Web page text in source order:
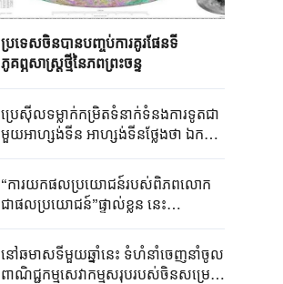
ប្រទេសចិនបាន​បញ្ចប់ការគូរផែនទី​
ភូគព្ភសាស្ត្រ​ថ្មីនៃភពព្រះចន្ទ​​
ប្រេស៊ីល​ទម្លាក់កម្រិត​ទំនាក់ទំនង​ការទូត​ជា
មួយអាហ្សង់ទីន ​អាហ្សង់ទីនថ្លែងថា ​ឯកអគ្គ
រដ្ឋទូត​របស់ខ្លួន​ប្រចាំប្រេស៊ីលនឹង​ "​ធ្វើ
មាតុភូមិនិវត្តន៍​ដើម្បីឈប់​សម្រាក"​
“ការយកផលប្រយោជន៍របស់ពិភពលោក
ជាផលប្រយោជន៍”ផ្ទាល់ខ្លួន នេះ
បង្ហាញពីអារម្មរណ៍ការទូត និងទំនួលខុស
ត្រូវរបស់ប្រមុខរដ្ឋចិន
នៅឆមាសទីមួយឆ្នាំនេះ ទំហំនាំចេញនាំចូល
ពាណិជ្ជកម្មសេវាកម្មសរុបរបស់ចិនសម្រេច